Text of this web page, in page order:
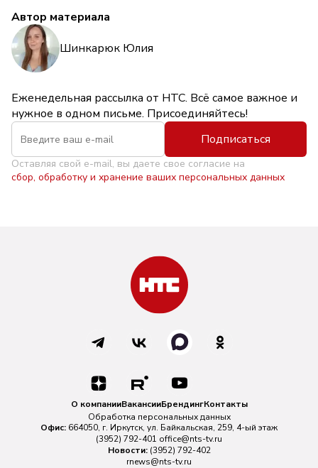
Автор материала
Шинкарюк Юлия
Еженедельная рассылка от НТС. Всё самое важное и
нужное в одном письме. Присоединяйтесь!
Подписаться
Оставляя свой e-mail, вы даете свое согласие на
сбор, обработку и хранение ваших персональных данных
О компанииВакансииБрендингКонтакты
Обработка персональных данных
Офис: 664050, г. Иркутск, ул. Байкальская, 259, 4-ый этаж
(3952) 792-401 office@nts-tv.ru
Новости: (3952) 792-402
rnews@nts-tv.ru